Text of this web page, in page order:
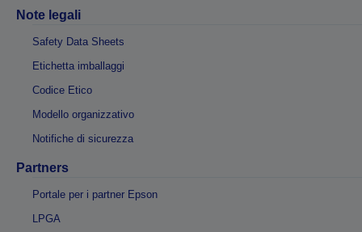
Note legali
Safety Data Sheets
Etichetta imballaggi
Codice Etico
Modello organizzativo
Notifiche di sicurezza
Partners
Portale per i partner Epson
LPGA